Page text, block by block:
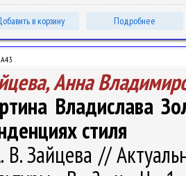
в корзину Подробнее
Анна
Владислава
стиля
В. Зайцева //